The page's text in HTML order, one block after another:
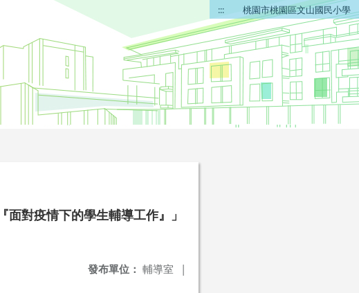
::: 桃園市桃園區文山國民小學
對疫情下的學生輔導工作』」
發布單位： 輔導室 |